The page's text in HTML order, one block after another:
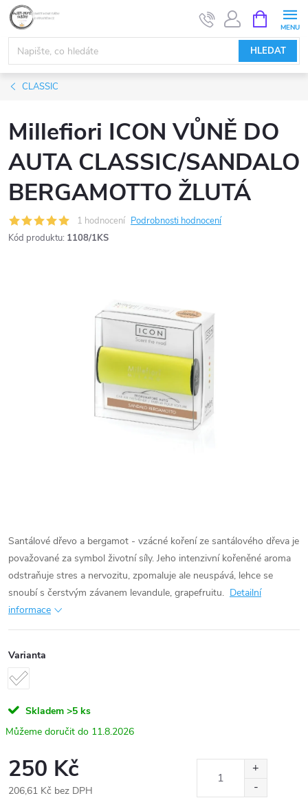
Přejít
obsah
HLEDAT
NÁKUPNÍ
KOŠÍK
CLASSIC
Millefiori ICON VŮNĚ DO
AUTA CLASSIC/SANDALO
BERGAMOTTO ŽLUTÁ
1 hodnocení Podrobnosti hodnocení
Kód produktu: 1108/1KS
Santálové dřevo a bergamot - vzácné koření ze santálového dřeva je
považované za symbol životní síly. Jeho intenzivní kořeněné aroma
odstraňuje stres a nervozitu, zpomaluje ale neuspává, lehce se
snoubí s čerstvým závanem levandule, grapefruitu. Detailní
informace
Varianta
Skladem >5 ks
11.8.2026
250 Kč
206,61 Kč bez DPH